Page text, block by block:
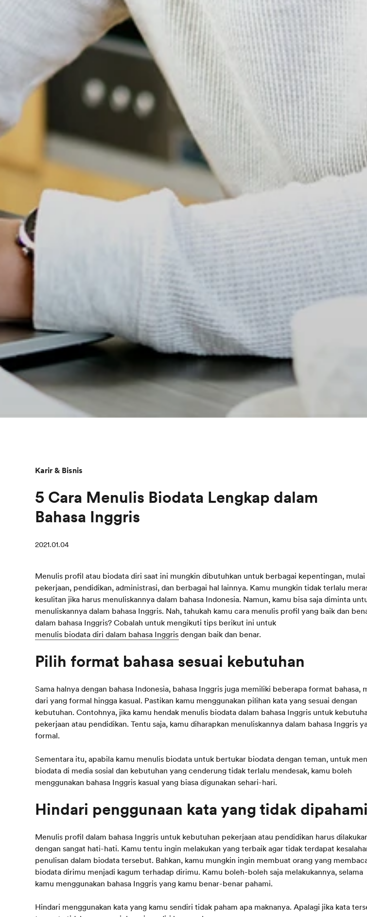
Karir & Bisnis
5 Cara Menulis Biodata Lengkap dalam
Bahasa Inggris
2021.01.04
Menulis profil atau biodata diri saat ini mungkin dibutuhkan untuk berbagai kepentingan, mulai
pekerjaan, pendidikan, administrasi, dan berbagai hal lainnya. Kamu mungkin tidak terlalu
kesulitan jika harus menuliskannya dalam bahasa Indonesia. Namun, kamu bisa saja diminta
menuliskannya dalam bahasa Inggris. Nah, tahukah kamu cara menulis profil yang baik dan
dalam bahasa Inggris? Cobalah untuk mengikuti tips berikut ini untuk
menulis biodata diri dalam bahasa Inggrisdengan baik dan benar.
Sama halnya dengan bahasa Indonesia, bahasa Inggris juga memiliki beberapa format bahasa,
dari yang formal hingga kasual. Pastikan kamu menggunakan pilihan kata yang sesuai dengan
kebutuhan. Contohnya, jika kamu hendak menulis biodata dalam bahasa Inggris untuk
pekerjaan atau pendidikan. Tentu saja, kamu diharapkan menuliskannya dalam bahasa Inggris
formal.
Sementara itu, apabila kamu menulis biodata untuk bertukar biodata dengan teman, untuk
biodata di media sosial dan kebutuhan yang cenderung tidak terlalu mendesak, kamu boleh
menggunakan bahasa Inggris kasual yang biasa digunakan sehari-hari.
Menulis profil dalam bahasa Inggris untuk kebutuhan pekerjaan atau pendidikan harus
dengan sangat hati-hati. Kamu tentu ingin melakukan yang terbaik agar tidak terdapat
penulisan dalam biodata tersebut. Bahkan, kamu mungkin ingin membuat orang yang
biodata dirimu menjadi kagum terhadap dirimu. Kamu boleh-boleh saja melakukannya, selama
kamu menggunakan bahasa Inggris yang kamu benar-benar pahami.
Hindari menggunakan kata yang kamu sendiri tidak paham apa maknanya. Apalagi jika kata